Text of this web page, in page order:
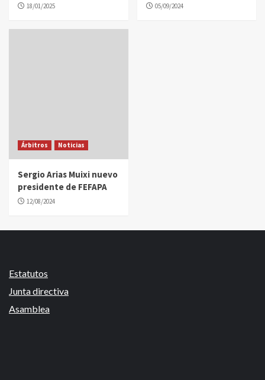
18/01/2025 05/09/2024
Árbitros Noticias
Sergio Arias Muixi nuevo
presidente de FEFAPA
12/08/2024
Estatutos
Junta directiva
Asamblea